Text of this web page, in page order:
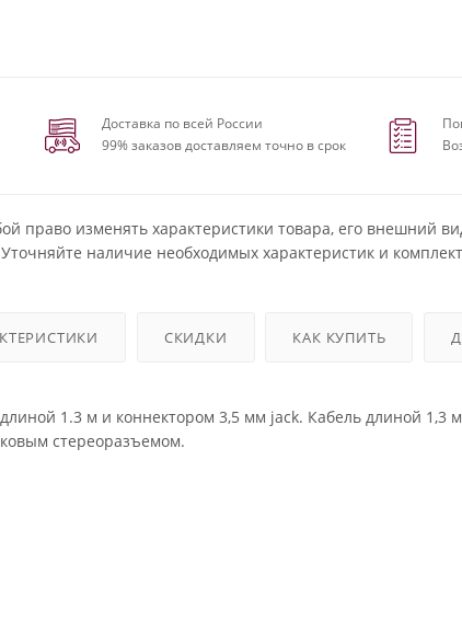
Доставка по всей России
99% заказов доставляем точно в срок
право изменять характеристики товара, его внешний
наличие необходимых характеристик и
СКИДКИ КАК КУПИТЬ
1.3 м и коннектором 3,5 мм jack. Кабель длиной 1,3
стереоразъемом.